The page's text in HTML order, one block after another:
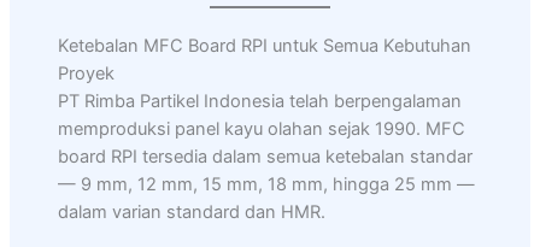
Ketebalan MFC Board RPI untuk Semua Kebutuhan
Proyek
PT Rimba Partikel Indonesia telah berpengalaman
memproduksi panel kayu olahan sejak 1990. MFC
board RPI tersedia dalam semua ketebalan standar
— 9 mm, 12 mm, 15 mm, 18 mm, hingga 25 mm —
dalam varian standard dan HMR.